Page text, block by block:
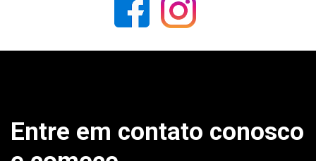
Entre em contato conosco